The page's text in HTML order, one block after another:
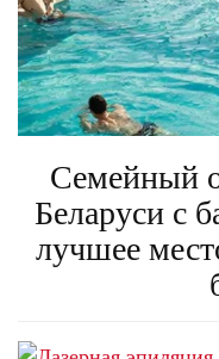
Семейный
Беларуси с
лучшее